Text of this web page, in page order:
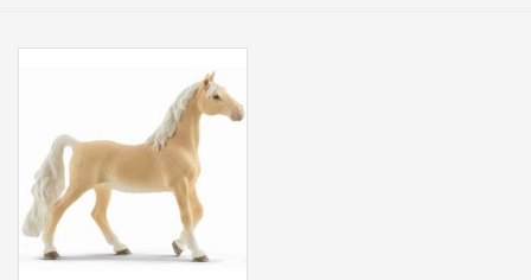
Elektra
Baby & Peuter